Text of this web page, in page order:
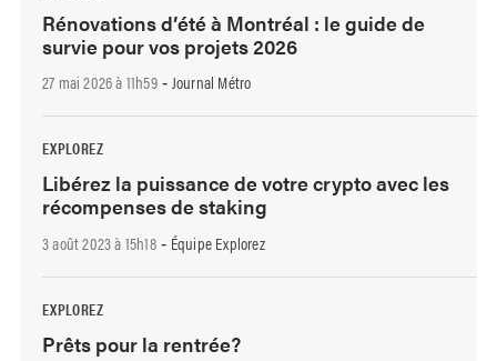
Rénovations d’été à Montréal : le guide de
survie pour vos projets 2026
27 mai 2026 à 11h59- Journal Métro
EXPLOREZ
Libérez la puissance de votre crypto avec les
récompenses de staking
3 août 2023 à 15h18- Équipe Explorez
EXPLOREZ
Prêts pour la rentrée?